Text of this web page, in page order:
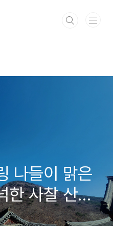
나들이 맑은
한 사찰 산책
빔밥 후기